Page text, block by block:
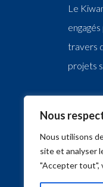
Nous
Nous utilisons
site et analyser
"Accepter tout",
Le
travers
projets